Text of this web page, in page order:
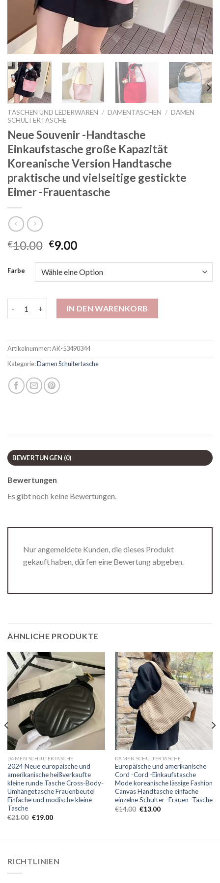
TASCHEN UND LEDERWAREN / DAMENTASCHEN / DAMEN
SCHULTERTASCHE
Neue Souvenir -Handtasche
Einkaufstasche große Kapazität
Koreanische Version Handtasche
praktische und vielseitige gestickte
Eimer -Frauentasche
€10.00 €9.00
Farbe
IN DEN WARENKORB
Artikelnummer:AK-53490344
Kategorie:Damen Schultertasche
BEWERTUNGEN (0)
Bewertungen
Es gibt noch keine Bewertungen.
Nur angemeldete Kunden, die dieses Produkt
gekauft haben, dürfen eine Bewertung abgeben.
ÄHNLICHE PRODUKTE
DAMEN SCHULTERTASCHE
2024 Neue europäische und
amerikanische heißverkaufte
kleine runde Tasche Cross-Body-
Umhängetasche Frauenbeutel
Einfache und modische kleine
Tasche
€21.00 €19.00
DAMEN SCHULTERTASCHE
Europäische und amerikanische
Cord -Cord -Einkaufstasche
Mode koreanische lässige Fashion
Canvas Handtasche einfache
einzelne Schulter -Frauen -Tasche
€14.00 €13.00
RICHTLINIEN